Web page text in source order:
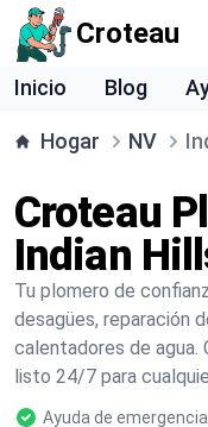
Croteau
Inicio Blog
Hogar NV
Croteau
Indian
Tu plomero de
desagües, reparación
calentadores de agua.
listo 24/7 para
Ayuda de